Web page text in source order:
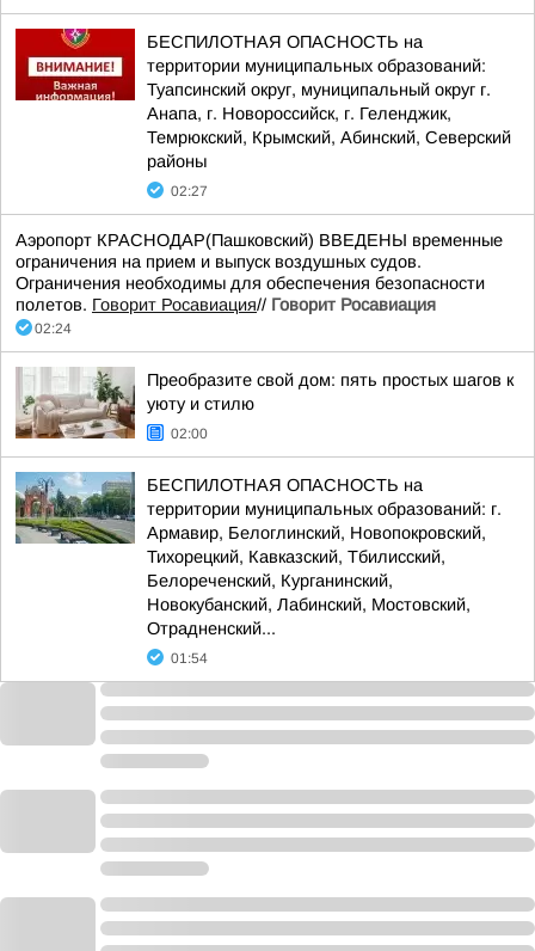
БЕСПИЛОТНАЯ ОПАСНОСТЬ на
территории муниципальных образований:
Туапсинский округ, муниципальный округ г.
Анапа, г. Новороссийск, г. Геленджик,
Темрюкский, Крымский, Абинский, Северский
районы
02:27
Аэропорт КРАСНОДАР(Пашковский) ВВЕДЕНЫ временные
ограничения на прием и выпуск воздушных судов.
Ограничения необходимы для обеспечения безопасности
полетов. Говорит Росавиация// Говорит Росавиация
02:24
Преобразите свой дом: пять простых шагов к
уюту и стилю
02:00
БЕСПИЛОТНАЯ ОПАСНОСТЬ на
территории муниципальных образований: г.
Армавир, Белоглинский, Новопокровский,
Тихорецкий, Кавказский, Тбилисский,
Белореченский, Курганинский,
Новокубанский, Лабинский, Мостовский,
Отрадненский...
01:54